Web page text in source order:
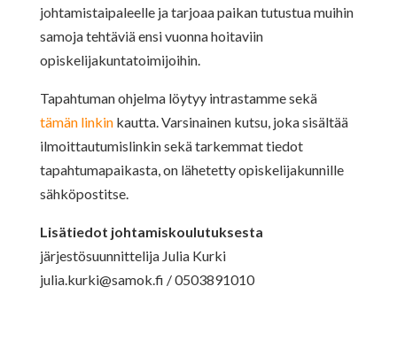
johtamistaipaleelle ja tarjoaa paikan tutustua muihin
samoja tehtäviä ensi vuonna hoitaviin
opiskelijakuntatoimijoihin.
Tapahtuman ohjelma löytyy intrastamme sekä
tämän linkinkautta. Varsinainen kutsu, joka sisältää
ilmoittautumislinkin sekä tarkemmat tiedot
tapahtumapaikasta, on lähetetty opiskelijakunnille
sähköpostitse.
Lisätiedot johtamiskoulutuksesta
järjestösuunnittelija Julia Kurki
julia.kurki@samok.fi / 0503891010